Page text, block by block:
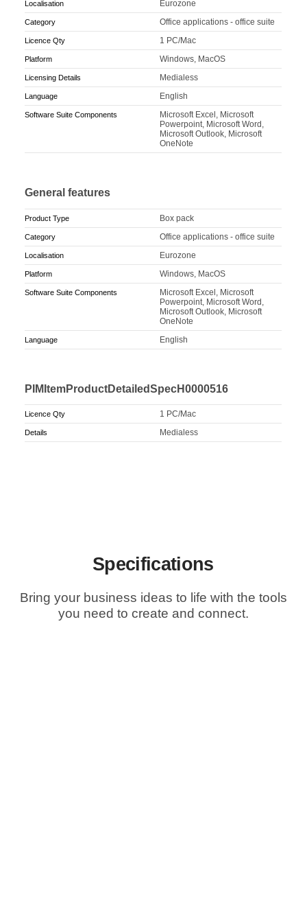
Localisation Eurozone
Category Office applications - office suite
Licence Qty 1 PC/Mac
Platform Windows, MacOS
Licensing Details Medialess
Language English
Software Suite Components
Microsoft Excel, Microsoft
Powerpoint, Microsoft Word,
Microsoft Outlook, Microsoft
OneNote
General features
Product Type Box pack
Category Office applications - office suite
Localisation Eurozone
Platform Windows, MacOS
Software Suite Components
Microsoft Excel, Microsoft
Powerpoint, Microsoft Word,
Microsoft Outlook, Microsoft
OneNote
Language English
PIMItemProductDetailedSpecH0000516
Licence Qty 1 PC/Mac
Details Medialess
Specifications
Bring your business ideas to life with the tools
you need to create and connect.